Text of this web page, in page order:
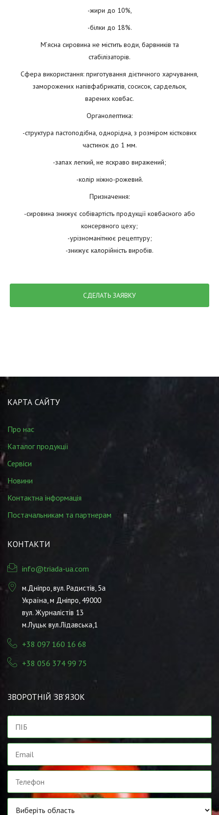
-жири до 10%,
-білки до 18%.
М’ясна сировина не містить води, барвників та
стабілізаторів.
Сфера використання: приготування дієтичного харчування,
заморожених напівфабрикатів, сосисок, сардельок,
варених ковбас.
Органолептика:
-структура пастоподібна, однорідна, з розміром кісткових
частинок до 1 мм.
-запах легкий, не яскраво виражений;
-колір ніжно-рожевий.
Призначення:
-сировина знижує собівартість продукції ковбасного або
консервного цеху;
-урізноманітнює рецептуру;
-знижує калорійність виробів.
СДЕЛАТЬ ЗАЯВКУ
КАРТА САЙТУ
Про нас
Каталог продукції
Сервіси
Новини
Контактна інформація
Постачальникам та партнерам
КОНТАКТИ
info@triada-ua.com
м.Дніпро, вул. Радистів, 5а
Україна, м Дніпро, 49000
вул. Журналістів 13
м.Луцьк вул.Лідавська,1
+38 097 160 16 68
+38 056 374 99 75
ЗВОРОТНІЙ ЗВ’ЯЗОК